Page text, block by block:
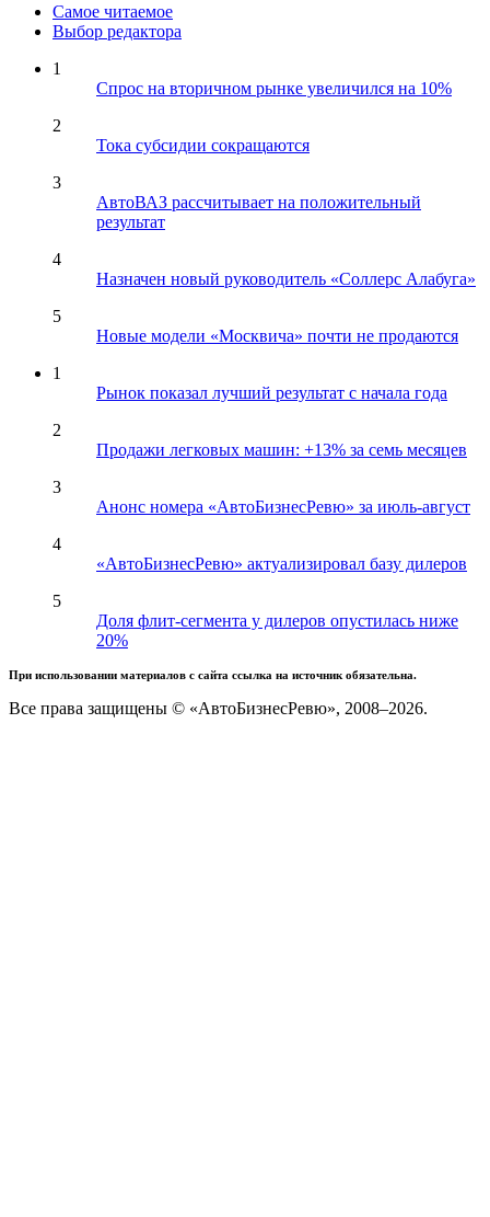
Самое читаемое
Выбор редактора
1
Спрос на вторичном рынке увеличился на 10%
2
Тока субсидии сокращаются
3
АвтоВАЗ рассчитывает на положительный
результат
4
Назначен новый руководитель «Соллерс Алабуга»
5
Новые модели «Москвича» почти не продаются
1
Рынок показал лучший результат с начала года
2
Продажи легковых машин: +13% за семь месяцев
3
Анонс номера «АвтоБизнесРевю» за июль-август
4
«АвтоБизнесРевю» актуализировал базу дилеров
5
Доля флит-сегмента у дилеров опустилась ниже
20%
При использовании материалов с сайта ссылка на источник обязательна.
Все права защищены © «АвтоБизнесРевю», 2008–2026.